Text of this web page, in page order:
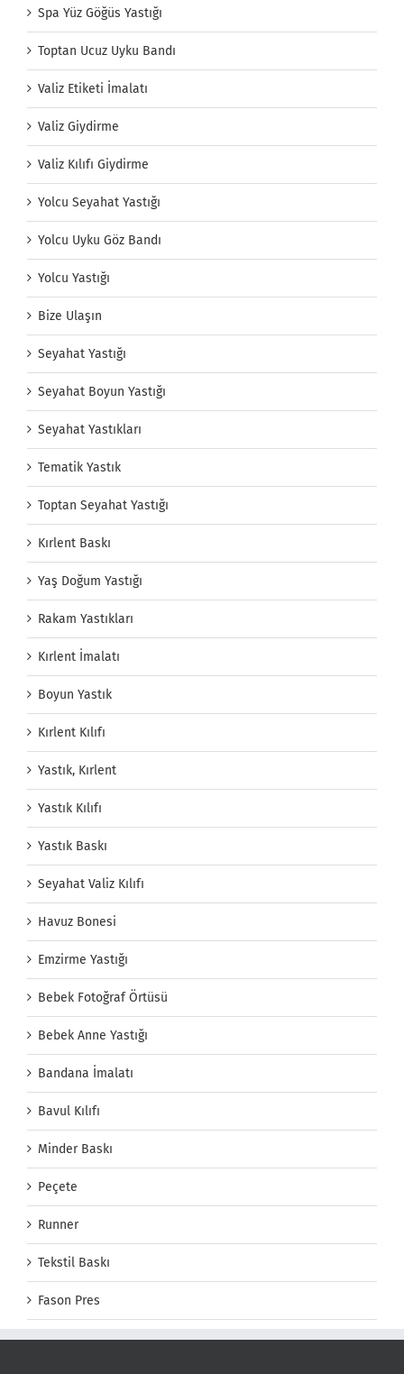
Spa Yüz Göğüs Yastığı
Toptan Ucuz Uyku Bandı
Valiz Etiketi İmalatı
Valiz Giydirme
Valiz Kılıfı Giydirme
Yolcu Seyahat Yastığı
Yolcu Uyku Göz Bandı
Yolcu Yastığı
Bize Ulaşın
Seyahat Yastığı
Seyahat Boyun Yastığı
Seyahat Yastıkları
Tematik Yastık
Toptan Seyahat Yastığı
Kırlent Baskı
Yaş Doğum Yastığı
Rakam Yastıkları
Kırlent İmalatı
Boyun Yastık
Kırlent Kılıfı
Yastık, Kırlent
Yastık Kılıfı
Yastık Baskı
Seyahat Valiz Kılıfı
Havuz Bonesi
Emzirme Yastığı
Bebek Fotoğraf Örtüsü
Bebek Anne Yastığı
Bandana İmalatı
Bavul Kılıfı
Minder Baskı
Peçete
Runner
Tekstil Baskı
Fason Pres